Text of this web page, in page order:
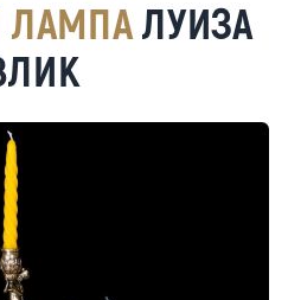
ЛАМПАЛУИЗА